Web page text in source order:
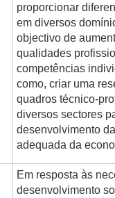
proporcionar
em diversos
objectivo de
qualidades
competências
como, criar uma
quadros técnico-
diversos sectores
desenvolvimento
adequada da
Em resposta às
desenvolvimento